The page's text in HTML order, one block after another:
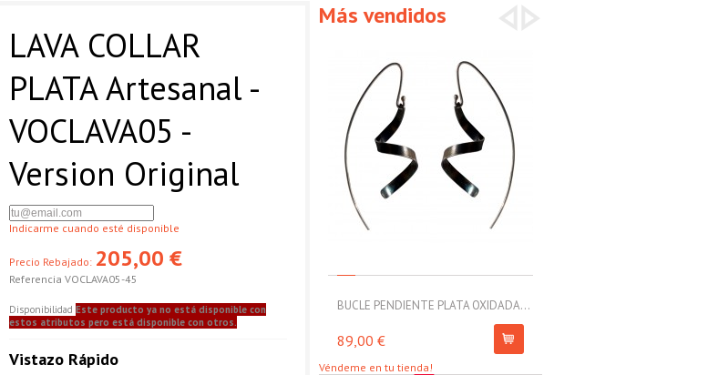
LAVA COLLAR
PLATA Artesanal -
VOCLAVA05 -
Version Original
Indicarme cuando esté disponible
Precio Rebajado: 205,00 €
Referencia VOCLAVA05-45
Disponibilidad Este producto ya no está disponible con
estos atributos pero está disponible con otros.
Vistazo Rápido
Más vendidos
BUCLE PENDIENTE PLATA OXIDADA...
89,00 €
Véndeme en tu tienda!